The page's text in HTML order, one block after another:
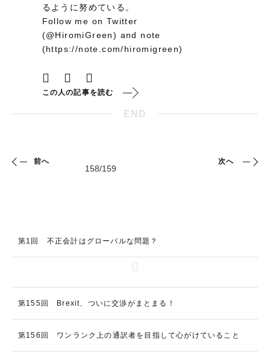
るように努めている。
Follow me on Twitter
(@HiromiGreen) and note
(https://note.com/hiromigreen)
この人の記事を読む
END
前へ 次へ
第1回 不正会計はグローバルな問題？
第155回 Brexit、ついに交渉がまとまる！
第156回 ワンランク上の通訳者を目指して心がけていること